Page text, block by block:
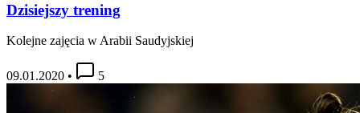
Dzisiejszy trening
Kolejne zajęcia w Arabii Saudyjskiej
09.01.2020 • 5